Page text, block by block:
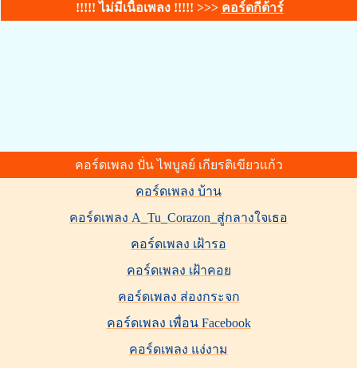
!!!!! ไม่มีเนื้อเพลง !!!!! >>> คอร์ดกีต้าร์
คอร์ดเพลง ปั่น ไพบูลย์ เกียรติเขียวแก้ว
คอร์ดเพลง บ้าน
คอร์ดเพลง A_Tu_Corazon_สู่กลางใจเธอ
คอร์ดเพลง เฝ้ารอ
คอร์ดเพลง เฝ้าคอย
คอร์ดเพลง ส่องกระจก
คอร์ดเพลง เพื่อน Facebook
คอร์ดเพลง แง่งาม